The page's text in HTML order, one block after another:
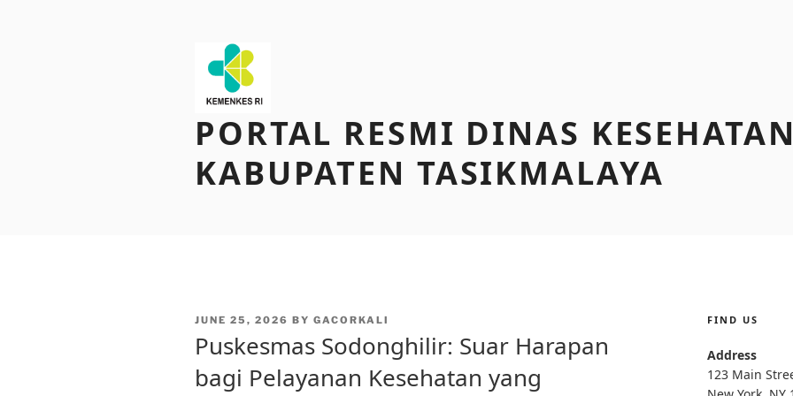
PORTAL RESMI DINAS KESEHATAN
KABUPATEN TASIKMALAYA
POSTED
JUNE 25, 2026 BY GACORKALI
Puskesmas Sodonghilir: Suar Harapan
bagi Pelayanan Kesehatan yang
FIND US
Address
123 Main